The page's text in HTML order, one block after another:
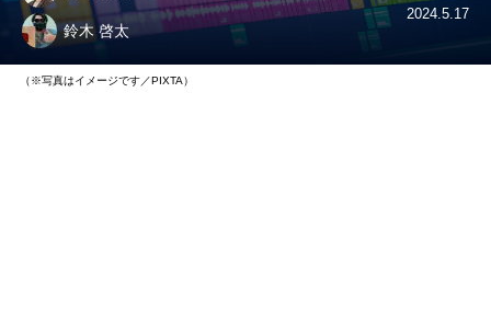
鈴木 啓太
2024.5.17
（※写真はイメージです／PIXTA）